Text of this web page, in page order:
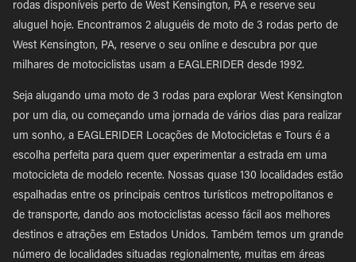
rodas disponíveis perto de West Kensington, PA e reserve seu
aluguel hoje. Encontramos 2 aluguéis de moto de 3 rodas perto de
West Kensington, PA, reserve o seu online e descubra por que
milhares de motociclistas usam a EAGLERIDER desde 1992.
Seja alugando uma moto de 3 rodas para explorar West Kensington
por um dia, ou começando uma jornada de vários dias para realizar
um sonho, a EAGLERIDER Locações de Motocicletas e Tours é a
escolha perfeita para quem quer experimentar a estrada em uma
motocicleta de modelo recente. Nossas quase 130 localidades estão
espalhadas entre os principais centros turísticos metropolitanos e
de transporte, dando aos motociclistas acesso fácil aos melhores
destinos e atrações em Estados Unidos. Também temos um grande
número de localidades situadas regionalmente, muitas em áreas